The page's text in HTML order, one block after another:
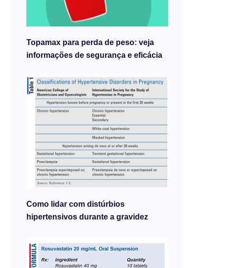
Topamax para perda de peso: veja
informações de segurança e eficácia
Como lidar com distúrbios
hipertensivos durante a gravidez